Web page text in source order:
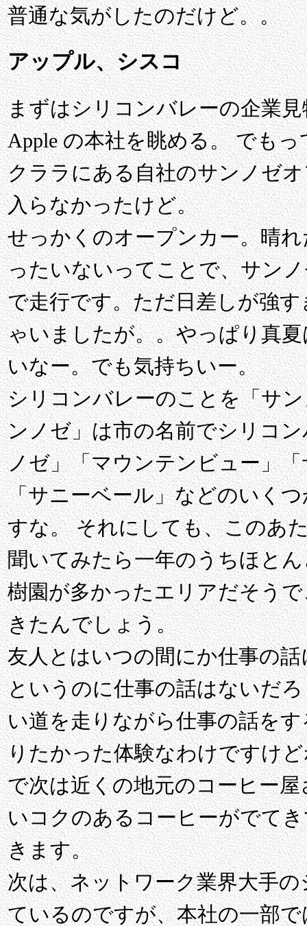
普通な気がしたのだけど。。
アップル、シスコ
まずはシリコンバレーの企業
Apple の本社を眺める。 でも
クララにある自社のサンノゼ
入らなかったけど。
せっかくのオープンカー。晴
ったいないってことで、サン
で走行です。ただ日差しが強
ゃいましたが。。やっぱり真
いなー。でも気持ちいー。
シリコンバレーのことを「サ
ンノゼ」は市の名前でシリコ
ノゼ」「マウンテンビュー」
「サニーベール」などのいく
すな。 それにしても、このあ
聞いてみたら一年のうちほと
樹園が多かったエリアだそう
きたんでしょう。
友人とはいつの間にか仕事の
というのに仕事の話はないだ
い道を走りながら仕事の話を
りたかった体験なわけですけ
で次は近くの地元のコーヒー
いコクのあるコーヒーがでて
きます。
次は、ネットワーク業界大手
ているのですが、本社の一部